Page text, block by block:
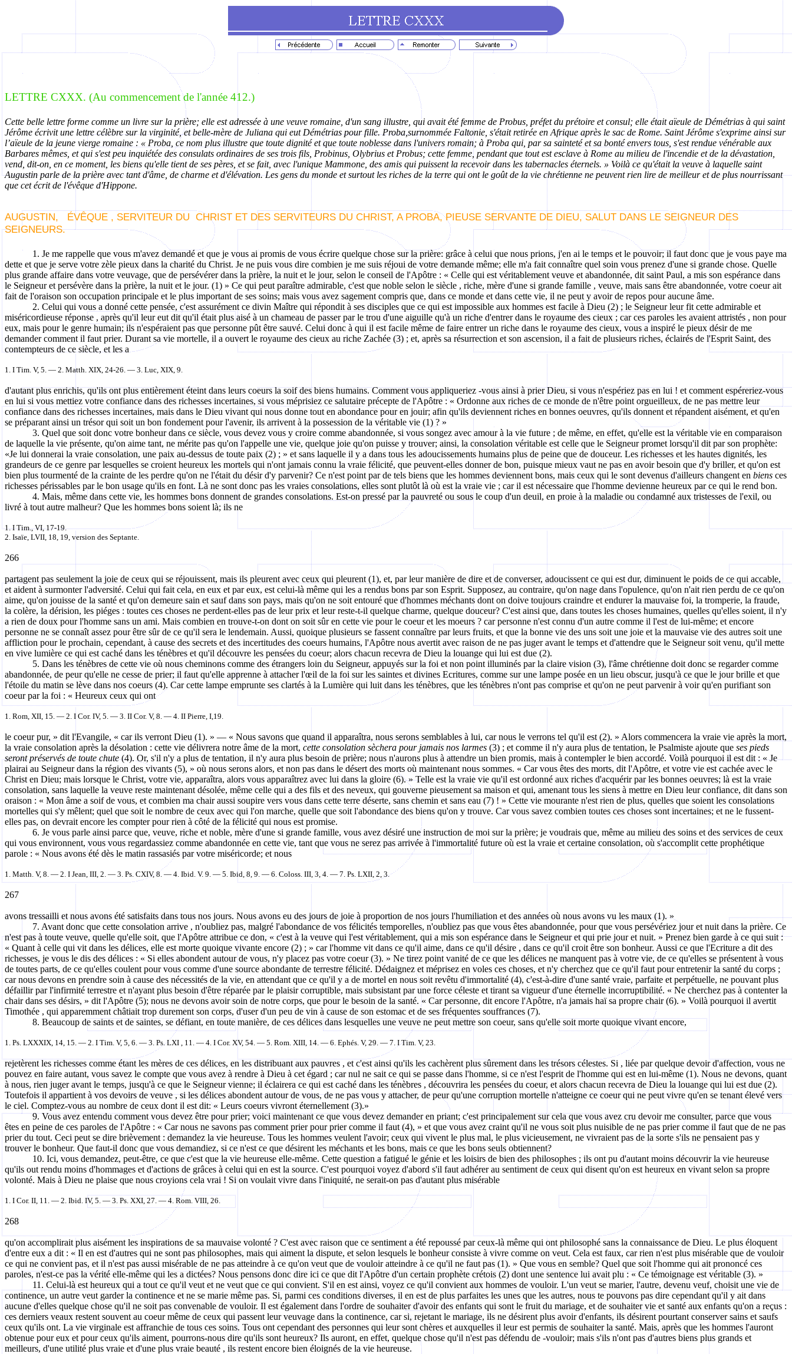
LETTRE CXXX. (Au commencement de l'année 412.)
Cette belle lettre forme comme un livre sur la prière; elle est adressée à une veuve romaine, d'un sang illustre, qui avait été femme de Probus, préfet du prétoire et consul; elle était aïeule de Démétrias à qui saint
Jérôme écrivit une lettre célèbre sur la virginité, et belle-mère de Juliana qui eut Démétriaspour fille.Proba,surnommée Faltonie , s'était retirée en Afrique après le sac de Rome. Saint Jérôme s'exprime ainsi sur
l’aïeule de la jeune vierge romaine : « Proba , ce nom plus illustre que toute dignité et que toute noblesse dans l'univers romain; à Proba qui, par sa sainteté et sa bonté envers tous, s'est rendue vénérable aux
Barbares mêmes, et qui s'est peu inquiétée des consulats ordinaires de ses trois fils, Probinus , Olybrius et Probus; cette femme, pendant que tout est esclave à Rome au milieu de l'incendie et de la dévastation,
vend, dit-on, en ce moment, les biens qu'elle tient de ses pères, et se fait, avec l'unique Mammone , des amis qui puissent la recevoir dans les tabernacles éternels. » Voilà ce qu'était la veuve à laquelle saint
Augustin parle de la prière avec tant d'âme, de charme et d'élévation. Les gens du monde et surtout les riches de la terre qui ont le goût de la vie chrétienne ne peuvent rien lire de meilleur et de plus nourrissant
que cet écrit de l'évêque d'Hippone.
AUGUSTIN, ÉVÊQUE , SERVITEUR DU CHRIST ET DES SERVITEURS DU CHRIST, A PROBA, PIEUSE SERVANTE DE DIEU, SALUT DANS LE SEIGNEUR DES
SEIGNEURS.
1. Je me rappelle que vous m'avez demandé et que je vous ai promis de vous écrire quelque chose sur la prière: grâce à celui que nous prions, j'en ai le temps et le pouvoir; il faut donc que je vous paye ma
dette et que je serve votre zèle pieux dans la charité du Christ. Je ne puis vous dire combien je me suis réjoui de votre demande même; elle m'a fait connaître quel soin vous prenez d'une si grande chose. Quelle
plus grande affaire dans votre veuvage, que de persévérer dans la prière, la nuit et le jour, selon le conseil de l'Apôtre : « Celle qui est véritablement veuve et abandonnée, dit saint Paul, a mis son espérance dans
le Seigneur et persévère dans la prière, la nuit et le jour. (1) » Ce qui peut paraître admirable, c'est que noble selon le siècle , riche, mère d'une si grande famille , veuve, mais sans être abandonnée, votre coeur ait
fait de l'oraison son occupation principale et le plus important de ses soins; mais vous avez sagement compris que, dans ce monde et dans cette vie, il ne peut y avoir de repos pour aucune âme.
2. Celui qui vous a donné cette pensée, c'est assurément ce divin Maître qui répondit à ses disciples que ce qui est impossible aux hommes est facile à Dieu (2) ; le Seigneur leur fit cette admirable et
miséricordieuse réponse , après qu'il leur eut dit qu'il était plus aisé à un chameau de passer par le trou d'une aiguille qu'à un riche d'entrer dans le royaume des cieux ; car ces paroles les avaient attristés , non pour
eux, mais pour le genre humain; ils n'espéraient pas que personne pût être sauvé. Celui donc à qui il est facile même de faire entrer un riche dans le royaume des cieux, vous a inspiré le pieux désir de me
demander comment il faut prier. Durant sa vie mortelle, il a ouvert le royaume des cieux au riche Zachée (3) ; et, après sa résurrection et son ascension, il a fait de plusieurs riches, éclairés de l'Esprit Saint, des
contempteurs de ce siècle, et les a
1. I Tim. V, 5. — 2. Matth. XIX, 24-26. — 3. Luc, XIX, 9.
d'autantplus enrichis, qu'ils ont plus entièrement éteint dans leurs coeurs la soif des biens humains. Comment vousappliqueriez -vous ainsi à prier Dieu, si vous n'espériez pas en lui ! et comment espéreriez-vous
en lui si vous mettiez votre confiance dans des richesses incertaines, si vous méprisiez ce salutaire précepte de l'Apôtre : « Ordonne aux riches de ce monde de n'être point orgueilleux, de ne pas mettre leur
confiance dans des richesses incertaines, mais dans le Dieu vivant qui nous donne tout en abondance pour en jouir; afin qu'ils deviennent riches en bonnes oeuvres, qu'ils donnent et répandent aisément, et qu'en
se préparant ainsi un trésor qui soit un bon fondement pour l'avenir, ils arrivent à la possession de la véritable vie (1) ? »
3. Quel que soit donc votre bonheur dans ce siècle, vous devez vous y croire comme abandonnée, si vous songez avec amour à la vie future ; de même, en effet, qu'elle est la véritable vie en comparaison
de laquelle la vie présente, qu'on aime tant, ne mérite pas qu'on l'appelle une vie, quelque joie qu'on puisse y trouver; ainsi, la consolation véritable est celle que le Seigneur promet lorsqu'il dit par son prophète:
«Je lui donnerai la vraie consolation, une paix au-dessus de toute paix (2) ; » et sans laquelle il y a dans tous les adoucissements humains plus de peine que de douceur. Les richesses et les hautes dignités, les
grandeurs de ce genre par lesquelles se croient heureux les mortels qui n'ont jamais connu la vraie félicité, que peuvent-elles donner de bon, puisque mieux vaut ne pas en avoir besoin que d'y briller, et qu'on est
bien plus tourmenté de la crainte de les perdre qu'on ne l'était du désir d'y parvenir? Ce n'est point par de tels biens que les hommes deviennent bons, mais ceux qui le sont devenus d'ailleurs changent en biens ces
richesses périssables par le bon usage qu'ils en font. Là ne sont donc pas les vraies consolations, elles sont plutôt là où est la vraie vie ; car il est nécessaire que l'homme devienne heureux par ce qui le rend bon.
4. Mais, même dans cette vie, les hommes bons donnent de grandes consolations. Est-on pressé par la pauvreté ou sous le coup d'un deuil, en proie à la maladie ou condamné aux tristesses de l'exil, ou
livré à tout autre malheur? Que les hommes bons soient là; ils ne
1. ITim., VI, 17-19.
2. Isaïe, LVII, 18, 19, version des Septante.
266
partagent pas seulement la joie de ceux qui se réjouissent, mais ils pleurent avec ceux qui pleurent (1), et, par leur manière de dire et de converser, adoucissent ce qui est dur, diminuent le poids de ce qui accable,
et aident à surmonter l'adversité. Celui qui fait cela, en eux et par eux, est celui-là même qui les a rendus bons par son Esprit. Supposez, au contraire, qu'on nage dans l'opulence, qu'on n'ait rien perdu de ce qu'on
aime, qu'on jouisse de la santé et qu'on demeure sain et sauf dans son pays, mais qu'on ne soit entouré que d'hommes méchants dont on doive toujours craindre et endurer la mauvaise foi, la tromperie, la fraude,
la colère, la dérision, les piéges : toutes ces choses ne perdent-elles pas de leur prix et leur reste-t-il quelque charme, quelque douceur? C'est ainsi que, dans toutes les choses humaines, quelles qu'elles soient, il n'y
a rien de doux pour l'homme sans un ami. Mais combien en trouve-t-on dont on soit sûr en cette vie pour le coeur et les moeurs ? carpersonne n'est connu d'un autre comme il l'est de lui-même; et encore
personne ne se connaît assez pour être sûr de ce qu'il sera le lendemain. Aussi, quoique plusieurs se fassent connaître par leurs fruits, et que la bonne vie des uns soit une joie et la mauvaise vie des autres soit une
affliction pour le prochain, cependant, à cause des secrets et des incertitudes des coeurs humains, l'Apôtre nous avertit avec raison de ne pas juger avant le temps et d'attendre que le Seigneur soit venu, qu'il mette
en vive lumière ce qui est caché dans les ténèbres et qu'il découvre les pensées du coeur; alors chacun recevra de Dieu la louange qui lui est due (2).
5. Dans les ténèbres de cette vie où nous cheminons comme des étrangers loin du Seigneur, appuyés sur la foi et non point illuminés par la claire vision (3), l'âme chrétienne doit donc se regarder comme
abandonnée, de peur qu'elle ne cesse de prier; il faut qu'elle apprenne à attacher l'œil de la foi sur les saintes et divines Ecritures, comme sur une lampe posée en un lieu obscur, jusqu'à ce que le jour brille et que
l'étoile du matin se lève dans nos coeurs (4). Car cette lampe emprunte ses clartés à la Lumière qui luit dans les ténèbres, que les ténèbres n'ont pas comprise et qu'on ne peut parvenir à voir qu'en purifiant son
coeur par la foi : « Heureux ceux qui ont
1. Rom, XII, 15. — 2. I Cor. IV, 5. — 3. II Cor. V, 8. — 4. II Pierre, I,19.
le coeur pur, » dit l'Evangile, « car ils verront Dieu (1). » — « Nous savons que quand il apparaîtra, nous serons semblables à lui, car nous le verrons tel qu'il est (2). » Alors commencera la vraie vie après la mort,
la vraie consolation après la désolation : cette vie délivrera notre âme de la mort, cette consolation sèchera pour jamais nos larmes (3) ; et comme il n'y aura plus de tentation, le Psalmiste ajoute que ses pieds
seront préservés de toute chute(4). Or, s'il n'y a plus de tentation, il n'y aura plus besoin de prière; nous n'aurons plus à attendre un bien promis, mais à contempler le bien accordé. Voilà pourquoi il est dit : « Je
plairai au Seigneur dans la région des vivants (5), » où nous serons alors, et non pas dans le désert des morts où maintenant nous sommes. « Car vous êtes des morts, dit l'Apôtre, et votre vie est cachée avec le
Christ en Dieu; mais lorsque le Christ, votre vie, apparaîtra, alors vous apparaîtrez avec lui dans la gloire (6). » Telle est la vraie vie qu'il est ordonné aux riches d'acquérir par les bonnes oeuvres; là est la vraie
consolation, sans laquelle la veuve reste maintenant désolée, même celle qui a des fils et des neveux, qui gouverne pieusement sa maison et qui, amenant tous les siens à mettre en Dieu leur confiance, dit dans son
oraison : « Mon âme a soif de vous, et combien ma chair aussi soupire vers vous dans cette terre déserte, sans chemin et sans eau (7) ! » Cette vie mourante n'est rien de plus, quelles que soient les consolations
mortelles qui s'y mêlent; quel que soit le nombre de ceux avec qui l'on marche, quelle que soit l'abondance des biens qu'on y trouve. Car vous savez combien toutes ces choses sont incertaines; et ne le fussent-
elles pas, on devrait encore les compter pour rien à côté de la félicité qui nous est promise.
6. Je vous parle ainsi parce que, veuve, riche et noble, mère d'une si grande famille, vous avez désiré une instruction de moi sur la prière; je voudrais que, même au milieu des soins et des services de ceux
qui vous environnent, vous vous regardassiez comme abandonnée en cette vie, tant que vous ne serez pas arrivée à l'immortalité future où est la vraie et certaine consolation, où s'accomplit cette prophétique
parole : « Nous avons été dès le matin rassasiés par votre miséricorde; et nous
1. Matth. V, 8. — 2. I Jean, III, 2. — 3. Ps. CXIV, 8. — 4. Ibid. V. 9. — 5. Ibid, 8, 9. — 6. Coloss. III, 3, 4. — 7. Ps. LXII, 2, 3.
267
avonstressailli et nous avons été satisfaits dans tous nos jours. Nous avons eu des jours de joie à proportion de nos jours l'humiliation et des années où nous avons vu les maux (1). »
7. Avant donc que cette consolationarrive , n'oubliez pas, malgré l'abondance de vos félicités temporelles, n'oubliez pas que vous êtes abandonnée, pour que vous persévériez jour et nuit dans la prière. Ce
n'est pas à toute veuve, quelle qu'elle soit, que l'Apôtre attribue ce don, « c'est à la veuve qui l'est véritablement, qui a mis son espérance dans le Seigneur et qui prie jour et nuit. » Prenez bien garde à ce qui suit :
« Quant à celle qui vit dans les délices, elle est morte quoique vivante encore (2) ; » car l'homme vit dans ce qu'il aime, dans ce qu'il désire , dans ce qu'il croit être son bonheur. Aussi ce que l'Ecriture a dit des
richesses, je vous le dis des délices : « Si elles abondent autour de vous, n'y placez pas votre coeur (3). » Ne tirez point vanité de ce que les délices ne manquent pas à votre vie, de ce qu'elles se présentent à vous
de toutes parts, de ce qu'elles coulent pour vous comme d'une source abondante de terrestre félicité. Dédaignez et méprisez en voles ces choses, et n'y cherchez que ce qu'il faut pour entretenir la santé du corps ;
car nous devons en prendre soin à cause des nécessités de la vie, en attendant que ce qu'il y a de mortel en nous soit revêtu d'immortalité (4), c'est-à-dire d'une santé vraie, parfaite et perpétuelle, ne pouvant plus
défaillir par l'infirmité terrestre et n'ayant plus besoin d'être réparée par le plaisir corruptible, mais subsistant par une force céleste et tirant sa vigueur d'une éternelle incorruptibilité. « Ne cherchez pas à contenter la
chair dans ses désirs, » dit l'Apôtre (5); nous ne devons avoir soin de notre corps, que pour le besoin de la santé. « Car personne, dit encore l'Apôtre, n'a jamais haï sa propre chair (6). » Voilà pourquoi il avertit
Timothée , qui apparemment châtiait trop durement son corps, d'user d'un peu de vin à cause de son estomac et de ses fréquentes souffrances (7).
8. Beaucoup de saints et de saintes, se défiant, en toute manière, de ces délices dans lesquelles une veuve ne peut mettre son coeur, sans qu'elle soit morte quoique vivant encore,
1. Ps. LXXXIX, 14, 15. — 2. I Tim. V, 5, 6. — 3. Ps.LXI , 11. — 4. I Cor. XV, 54. — 5. Rom. XIII, 14. — 6. Ephés. V, 29. — 7. ITim. V, 23.
rejetèrent les richesses comme étant les mères de ces délices, en les distribuant aux pauvres , et c'est ainsi qu'ils les cachèrent plus sûrement dans les trésors célestes. Si , liée par quelque devoir d'affection, vous ne
pouvez en faire autant, vous savez le compte que vous avez à rendre à Dieu à cet égard ; car nul ne sait ce qui se passe dans l'homme, si ce n'est l'esprit de l'homme qui est en lui-même (1). Nous ne devons, quant
à nous, rien juger avant le temps, jusqu'à ce que le Seigneur vienne; il éclairera ce qui est caché dans les ténèbres , découvrira les pensées du coeur, et alors chacun recevra de Dieu la louange qui lui est due (2).
Toutefois il appartient à vos devoirs deveuve ,si les délices abondent autour de vous, de ne pas vous y attacher, de peur qu'une corruption mortelle n'atteigne ce coeur qui ne peut vivre qu'en se tenant élevé vers
le ciel. Comptez-vous au nombre de ceux dont il est dit: « Leurs coeurs vivront éternellement (3).»
9. Vous avez entendu comment vous devez être pour prier; voici maintenant ce que vous devez demander en priant; c'est principalement sur cela que vous avez cru devoir me consulter, parce que vous
êtes en peine de ces paroles de l'Apôtre : « Car nous ne savons pas comment prier pour prier comme il faut (4), » et que vous avez craint qu'il ne vous soit plus nuisible de ne pas prier comme il faut que de ne pas
prier du tout. Ceci peut se dire brièvement : demandez la vie heureuse. Tous les hommes veulent l'avoir; ceux qui vivent le plus mal, le plus vicieusement, ne vivraient pas de la sorte s'ils ne pensaient pas y
trouver le bonheur. Que faut-il donc que vous demandiez, si ce n'est ce que désirent les méchants et les bons, mais ce que les bons seuls obtiennent?
10. Ici, vous demandez, peut-être, ce que c'est que la vie heureuse elle-même. Cette question a fatigué le génie et les loisirs de bien des philosophes ; ils ont pu d'autant moins découvrir la vie heureuse
qu'ils out rendu moins d'hommages et d'actions de grâces à celui qui en est la source. C'est pourquoi voyez d'abord s'il faut adhérer au sentiment de ceux qui disent qu'on est heureux en vivant selon sa propre
volonté. Mais à Dieu ne plaise que nous croyions cela vrai ! Si on voulait vivre dans l'iniquité, ne serait-on pas d'autant plus misérable
1. I Cor. II, 11. — 2. Ibid. IV, 5. — 3. Ps. XXI, 27. — 4. Rom. VIII, 26.
268
qu'on accomplirait plus aisément les inspirations de sa mauvaise volonté ? C'est avec raison que ce sentiment a été repoussé par ceux-là même qui ont philosophé sans la connaissance de Dieu. Le plus éloquent
d'entre eux a dit : « Il en est d'autres qui ne sont pas philosophes, mais qui aiment la dispute, et selon lesquels le bonheur consiste à vivre comme on veut. Cela est faux, car rien n'est plus misérable que de vouloir
ce qui ne convient pas, et il n'est pas aussi misérable de ne pas atteindre à ce qu'on veut que de vouloir atteindre à ce qu'il ne faut pas (1). » Que vous en semble? Quel que soit l'homme qui ait prononcé ces
paroles, n'est-ce pas la vérité elle-même qui les a dictées? Nous pensons donc dire ici ce que dit l'Apôtre d'un certain prophète crétois (2) dont une sentence lui avait plu : « Ce témoignage est véritable (3). »
11. Celui-là est heureux qui a tout ce qu'il veut et ne veut que ce qui convient. S'il en est ainsi, voyez ce qu'il convient aux hommes de vouloir. L'un veut se marier, l'autre, devenu veuf, choisit une vie de
continence, un autre veut garder la continence et ne se marie même pas. Si, parmi ces conditions diverses, il en est de plus parfaites les unes que les autres, nous te pouvons pas dire cependant qu'il y ait dans
aucune d'elles quelque chose qu'il ne soit pas convenable de vouloir. Il est également dans l'ordre de souhaiter d'avoir des enfants qui sont le fruit du mariage, et de souhaiter vie et santé aux enfants qu'on a reçus :
ces derniers veaux restent souvent au coeur même de ceux qui passent leur veuvage dans la continence, car si, rejetant le mariage, ils ne désirent plus avoir d'enfants, ils désirent pourtant conserver sains et saufs
ceux qu'ils ont. La vie virginale est affranchie de tous ces soins. Tous ont cependant des personnes qui leur sont chères et auxquelles il leur est permis de souhaiter la santé. Mais, après que les hommes l'auront
obtenue pour eux et pour ceux qu'ils aiment, pourrons-nous dire qu'ils sont heureux? Ils auront, en effet, quelque chose qu'il n'est pas défendu de -vouloir; mais s'ils n'ont pas d'autres biens plus grands et
meilleurs, d'une utilité plus vraie et d'une plus vraie beauté , ils restent encore bien éloignés de la vie heureuse.